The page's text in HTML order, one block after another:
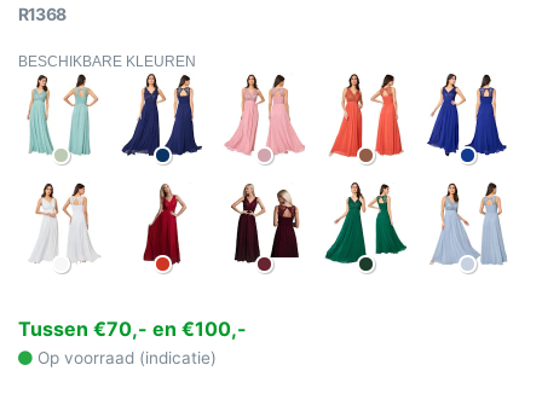
R1368
BESCHIKBARE KLEUREN
Tussen €70,- en €100,-
Op voorraad (indicatie)